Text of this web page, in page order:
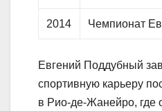
2014 Чемпионат
Евгений Поддубный
спортивную карьеру
в Рио-де-Жанейро, где